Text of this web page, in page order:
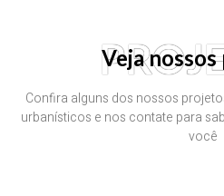
Veja
Confira alguns dos nossos
urbanísticos e nos contate para
você